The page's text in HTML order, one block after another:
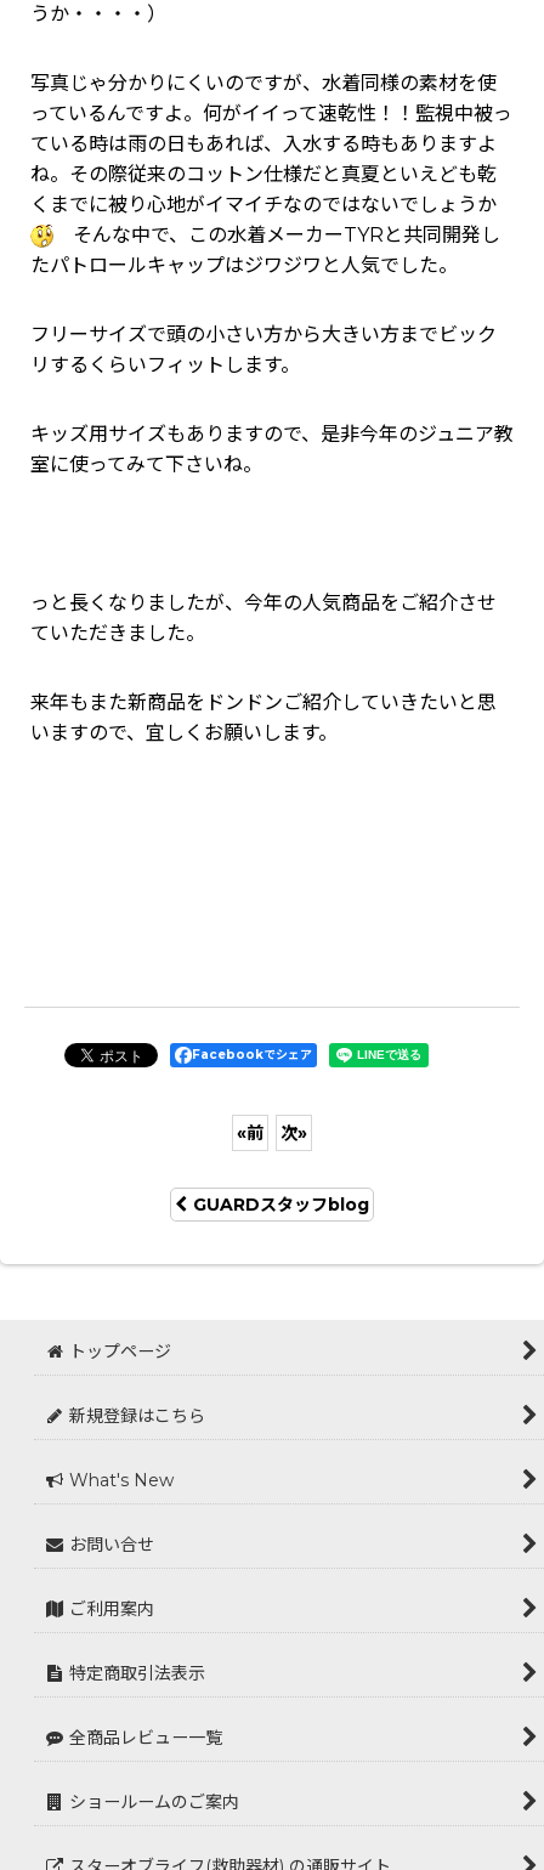
うか・・・・）
写真じゃ分かりにくいのですが、水着同様の素材を使
っているんですよ。何がイイって速乾性！！監視中被っ
ている時は雨の日もあれば、入水する時もありますよ
ね。その際従来のコットン仕様だと真夏といえども乾
くまでに被り心地がイマイチなのではないでしょうか
そんな中で、この水着メーカーTYRと共同開発し
たパトロールキャップはジワジワと人気でした。
フリーサイズで頭の小さい方から大きい方までビック
リするくらいフィットします。
キッズ用サイズもありますので、是非今年のジュニア教
室に使ってみて下さいね。
っと長くなりましたが、今年の人気商品をご紹介させ
ていただきました。
来年もまた新商品をドンドンご紹介していきたいと思
いますので、宜しくお願いします。
Facebookでシェア
«前 次»
GUARDスタッフblog
トップページ
新規登録はこちら
What's New
お問い合せ
ご利用案内
特定商取引法表示
全商品レビュー一覧
ショールームのご案内